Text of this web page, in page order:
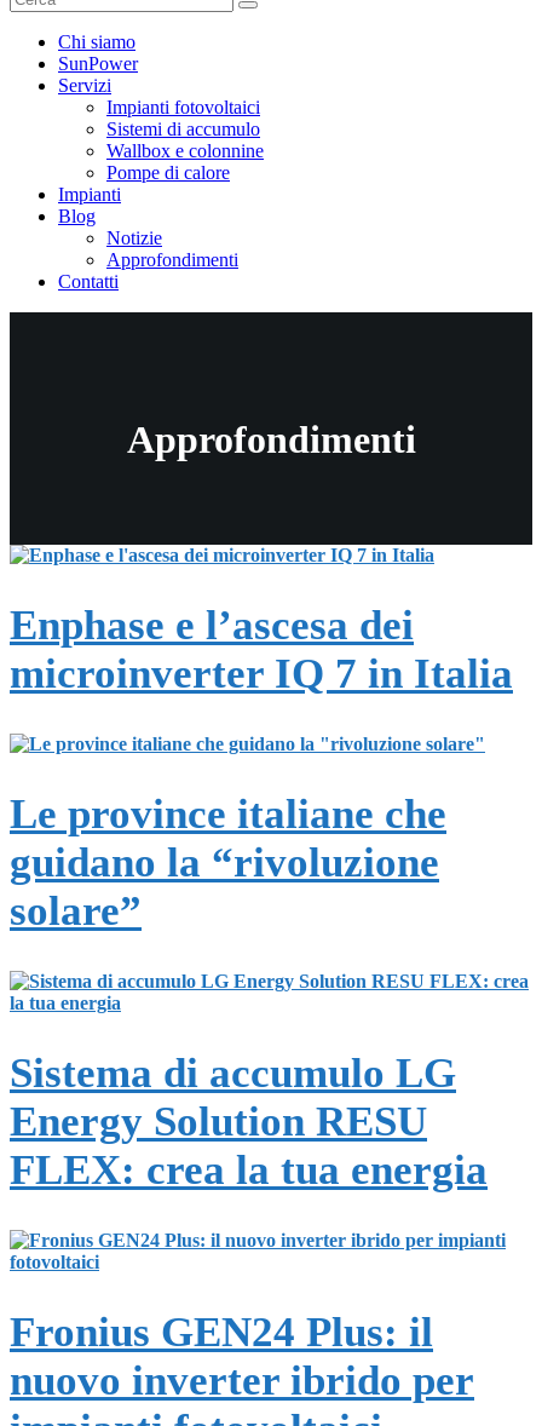
Chi siamo
SunPower
Servizi
Impianti fotovoltaici
Sistemi di accumulo
Wallbox e colonnine
Pompe di calore
Impianti
Blog
Notizie
Approfondimenti
Contatti
Approfondimenti
Enphase e l’ascesa dei
microinverter IQ 7 in Italia
Le province italiane che
guidano la “rivoluzione
solare”
Sistema di accumulo LG
Energy Solution RESU
FLEX: crea la tua energia
Fronius GEN24 Plus: il
nuovo inverter ibrido per